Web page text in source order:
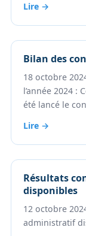
Lire →
Bilan des
18 octobre
l’année 2024 :
été lancé le
Lire →
Résultats
disponibles
12 octobre
administratif